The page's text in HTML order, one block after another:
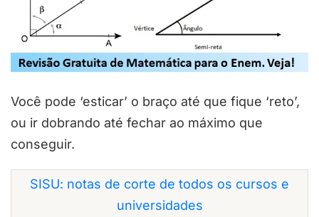
Você pode ‘esticar’ o braço até que fique ‘reto’,
ou ir dobrando até fechar ao máximo que
conseguir.
SISU: notas de corte de todos os cursos e
universidades